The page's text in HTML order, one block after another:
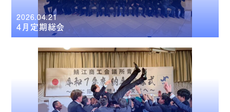
2026.04.21
4月定期総会